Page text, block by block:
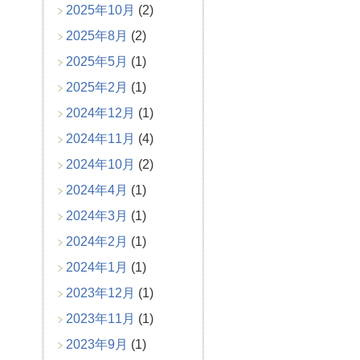
2025年10月 (2)
2025年8月 (2)
2025年5月 (1)
2025年2月 (1)
2024年12月 (1)
2024年11月 (4)
2024年10月 (2)
2024年4月 (1)
2024年3月 (1)
2024年2月 (1)
2024年1月 (1)
2023年12月 (1)
2023年11月 (1)
2023年9月 (1)